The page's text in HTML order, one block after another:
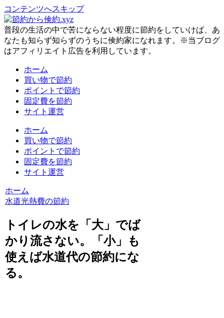
コンテンツへスキップ
普段の生活の中で苦にならない程度に節約をしていけば、あ
なたも知らず知らずのうちに倹約家になれます。※当ブログ
はアフィリエイト広告を利用しています。
ホーム
買い物で節約
ポイントで節約
固定費を節約
サイト運営
ホーム
買い物で節約
ポイントで節約
固定費を節約
サイト運営
ホーム
水道光熱費の節約
トイレの水を「大」でば
かり流さない。「小」も
使えば水道代の節約にな
る。